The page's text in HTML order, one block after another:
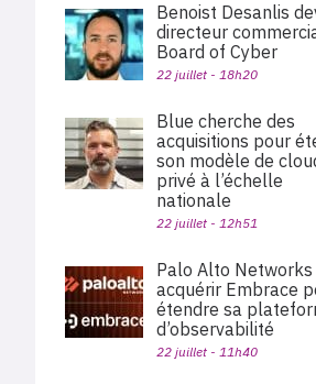
Benoist Desanlis
directeur
Board of Cyber
22 juillet - 18h20
Blue cherche des
acquisitions pour
son modèle de
privé à l’échelle
nationale
22 juillet - 12h51
Palo Alto Networks
acquérir Embrace
étendre sa
d’observabilité
22 juillet - 11h40